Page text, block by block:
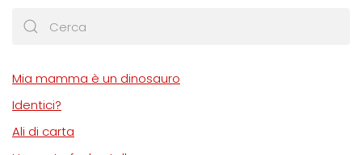
Mia mamma è un dinosauro
Identici?
Ali di carta